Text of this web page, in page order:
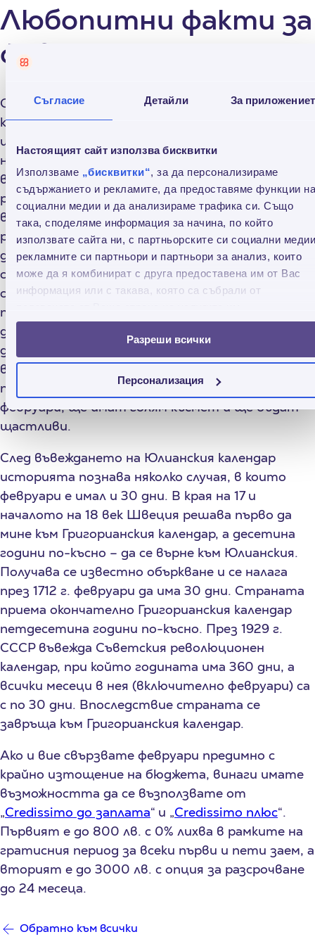
Съгласие Детайли За
Настоящият сайт използва бисквитки
Използваме „бисквитки“, за да персонализираме
съдържанието и рекламите, да предоставяме функции на
социални медии и да анализираме трафика си. Също
така, споделяме информация за начина, по който
използвате сайта ни, с партньорските си социални
рекламните си партньори и партньори за анализ, които
може да я комбинират с друга предоставена им от Вас
информация или с такава, която са събрали от
Разреши всички
Персонализация
Любопитни факти за
февруари
Студеният и неприятен зимен месец е
кръстен на етруския бог на подземното
царство – Фебруус. Не само това, но и
необичайността на 29-ия му ден във
високосните години е довел до раждането на
редица суеверия. Например, смята се, че във
високосна година не е добре човек да сменя
работата си, да се жени или развежда, както и
да споделя плановете за бъдещето си. На
самия 29 февруари не се водят преговори и не
се сключват сделки, нито е добре да се
предприемат каквито и да е сериозни
действия. Не се правят големи покупки и не се
дават пари назаем, защото няма да си ги
върнете. И все пак се смята, че децата, родени
през високосна година и особено на 29
февруари, ще имат голям късмет и ще бъдат
щастливи.
След въвеждането на Юлианския календар
историята познава няколко случая, в които
февруари е имал и 30 дни. В края на 17 и
началото на 18 век Швеция решава първо да
мине към Григорианския календар, а десетина
години по-късно – да се върне към Юлианския.
Получава се известно объркване и се налага
през 1712 г. февруари да има 30 дни. Страната
приема окончателно Григорианския календар
петдесетина години по-късно. През 1929 г.
СССР въвежда Съветския революционен
календар, при който годината има 360 дни, а
всички месеци в нея (включително февруари) са
с по 30 дни. Впоследствие страната се
завръща към Григорианския календар.
Ако и вие свързвате февруари предимно с
крайно изтощение на бюджета, винаги имате
възможността да се възползвате от
„Credissimo до заплата“ и „Credissimo плюс“.
Първият е до 800 лв. с 0% лихва в рамките на
гратисния период за всеки първи и пети заем, а
вторият е до 3000 лв. с опция за разсрочване
до 24 месеца.
Обратно към всички